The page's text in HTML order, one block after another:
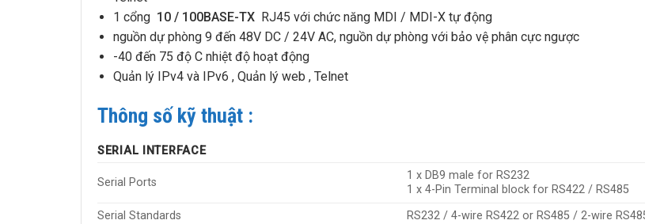
1 cổng 10 / 100BASE-TX RJ45 với chức năng MDI / MDI-X tự động
nguồn dự phòng 9 đến 48V DC / 24V AC, nguồn dự phòng với bảo vệ phân cực ngược
-40 đến 75 độ C nhiệt độ hoạt động
Quản lý IPv4 và IPv6 , Quản lý web , Telnet
Thông số kỹ thuật :
SERIAL INTERFACE
Serial Ports
1 x DB9 male for RS232
1 x 4-Pin Terminal block for RS422 / RS485
Serial Standards
RS232 / 4-wire RS422 or RS485 / 2-wire